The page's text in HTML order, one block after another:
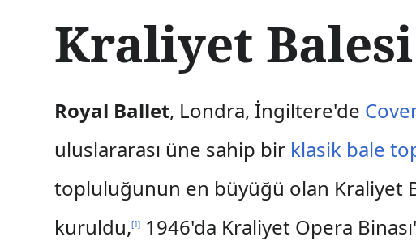
ç
r
e
t
a
Kraliyet Balesi
Royal Ballet, Londra, İngiltere'de
uluslararası üne sahip bir klasik bale
topluluğunun en büyüğü olan Kraliyet
kuruldu,[1] 1946'da Kraliyet Opera